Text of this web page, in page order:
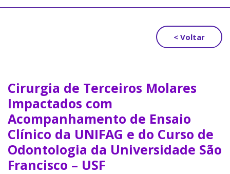
< Voltar
Cirurgia de Terceiros Molares
Impactados com
Acompanhamento de Ensaio
Clínico da UNIFAG e do Curso de
Odontologia da Universidade São
Francisco – USF